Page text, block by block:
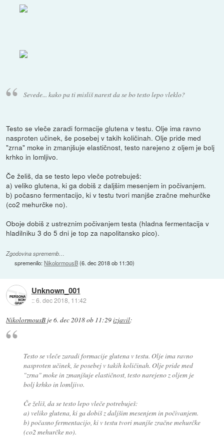
Sevede... kako pa ti misliš narest da se bo testo lepo vleklo?
Testo se vleče zaradi formacije glutena v testu. Olje ima ravno
nasproten učinek, še posebej v takih količinah. Olje pride med
"zrna" moke in zmanjšuje elastičnost, testo narejeno z oljem je bolj
krhko in lomljivo.
Če želiš, da se testo lepo vleče potrebuješ:
a) veliko glutena, ki ga dobiš z daljšim mesenjem in počivanjem.
b) počasno fermentacijo, ki v testu tvori manjše zračne mehurčke
(co2 mehurčke no).
Oboje dobiš z ustreznim počivanjem testa (hladna fermentacija v
hladilniku 3 do 5 dni je top za napolitansko pico).
Zgodovina sprememb…
spremenilo:NikolormousB(6. dec 2018 ob 11:30)
Unknown_001
::6. dec 2018, 11:42
NikolormousB je6. dec 2018 ob 11:29izjavil:
Testo se vleče zaradi formacije glutena v testu. Olje ima ravno
nasproten učinek, še posebej v takih količinah. Olje pride med
"zrna" moke in zmanjšuje elastičnost, testo narejeno z oljem je
bolj krhko in lomljivo.
Če želiš, da se testo lepo vleče potrebuješ:
a) veliko glutena, ki ga dobiš z daljšim mesenjem in počivanjem.
b) počasno fermentacijo, ki v testu tvori manjše zračne mehurčke
(co2 mehurčke no).